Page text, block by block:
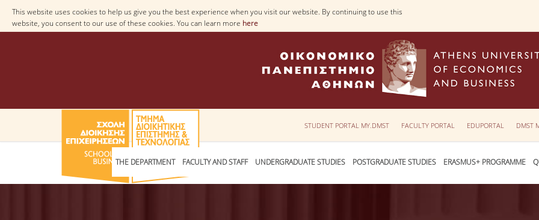
This website uses cookies to help us give you the best experience when you visit our website. By continuing to use this
website, you consent to our use of these cookies. You can learn more here
STUDENT PORTAL MY.DMST FACULTY PORTAL EDUPORTAL DMST
THE DEPARTMENT FACULTY AND STAFF UNDERGRADUATE STUDIES POSTGRADUATE STUDIES ERASMUS+ PROGRAMME